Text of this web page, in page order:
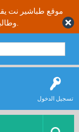
موقع طباشير نت
تسجيل الدخول